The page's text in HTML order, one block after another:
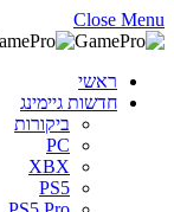
Close Menu
ראשי
חדשות גיימינג
ביקורות
PC
XBX
PS5